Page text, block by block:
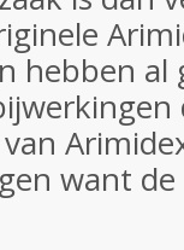
hebben al
want de